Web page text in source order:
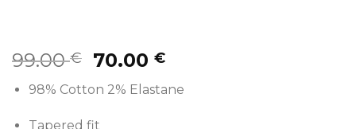
99.00€ 70.00€
98% Cotton 2% Elastane
Tapered fit